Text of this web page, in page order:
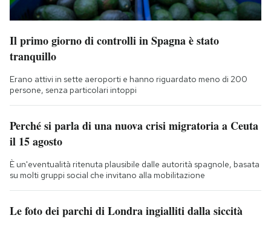
Il primo giorno di controlli in Spagna è stato
tranquillo
Erano attivi in sette aeroporti e hanno riguardato meno di 200
persone, senza particolari intoppi
Perché si parla di una nuova crisi migratoria a Ceuta
il 15 agosto
È un'eventualità ritenuta plausibile dalle autorità spagnole, basata
su molti gruppi social che invitano alla mobilitazione
Le foto dei parchi di Londra ingialliti dalla siccità